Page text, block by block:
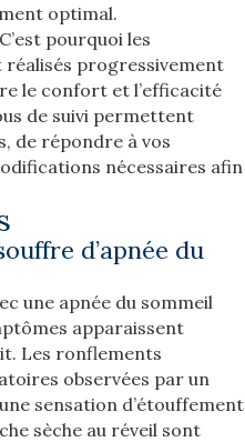
optimal.
pourquoi les
réalisés progressivement
le confort et l’efficacité
de suivi permettent
de répondre à vos
nécessaires afin
d’apnée du
une apnée du sommeil
apparaissent
Les ronflements
observées par un
sensation d’étouffement
sèche au réveil sont